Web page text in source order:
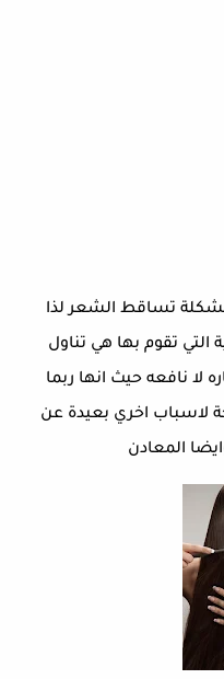
مشكلة تساقط الشعر لذا
تقوم بها هي تناول
لا نافعه حيث انها ربما
لاسباب اخري بعيدة عن
المعادن